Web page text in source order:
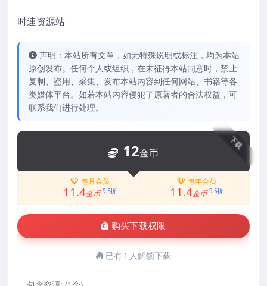
时速资源站
声明：本站所有文章，如无特殊说明或标注，均为本站
原创发布。任何个人或组织，在未征得本站同意时，禁止
复制、盗用、采集、发布本站内容到任何网站、书籍等各
类媒体平台。如若本站内容侵犯了原著者的合法权益，可
联系我们进行处理。
下载
12金币
包月会员
11.4金币 9.5折
包年会员
11.4金币 9.5折
购买下载权限
已有1 人解锁下载